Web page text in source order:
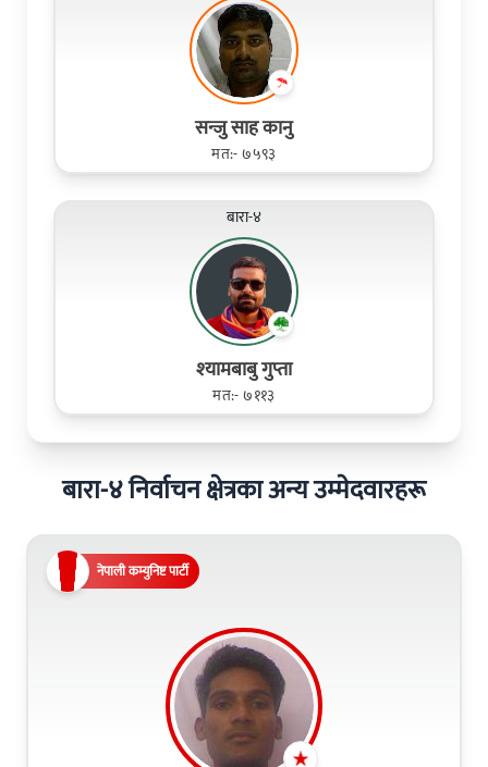
सन्जु साह कानु
मत:- ७५९३
बारा-४
श्‍यामबाबु गुप्ता
मत:- ७११३
बारा-४ निर्वाचन क्षेत्रका अन्य उम्मेदवारहरू
नेपाली कम्युनिष्ट पार्टी